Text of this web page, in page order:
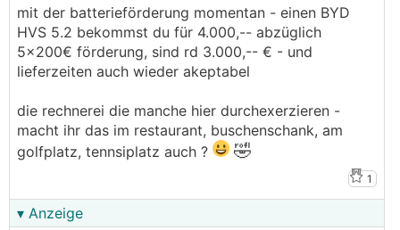
mit der batterieförderung momentan - einen BYD
HVS 5.2 bekommst du für 4.000,-- abzüglich
5x200€ förderung, sind rd 3.000,-- € - und
lieferzeiten auch wieder akeptabel
die rechnerei die manche hier durchexerzieren -
macht ihr das im restaurant, buschenschank, am
golfplatz, tennsiplatz auch ?
🤣
1
▾ Anzeige